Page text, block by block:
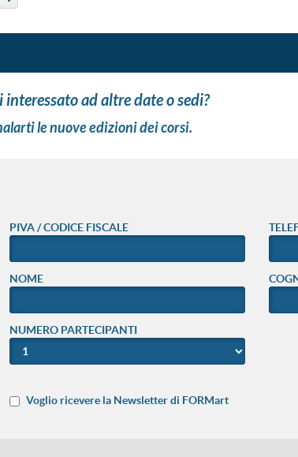
interessato ad altre date o sedi?
le nuove edizioni dei corsi.
PIVA / CODICE FISCALE
NOME
NUMERO PARTECIPANTI
Voglio ricevere la Newsletter di FORMart